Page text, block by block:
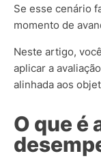
Se esse cenário
momento de
Neste artigo,
aplicar a
alinhada aos
O que é